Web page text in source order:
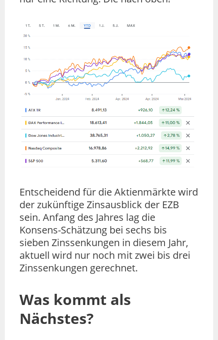
Entscheidend für die Aktienmärkte wird
der zukünftige Zinsausblick der EZB
sein. Anfang des Jahres lag die
Konsens-Schätzung bei sechs bis
sieben Zinssenkungen in diesem Jahr,
aktuell wird nur noch mit zwei bis drei
Zinssenkungen gerechnet.
Was kommt als
Nächstes?